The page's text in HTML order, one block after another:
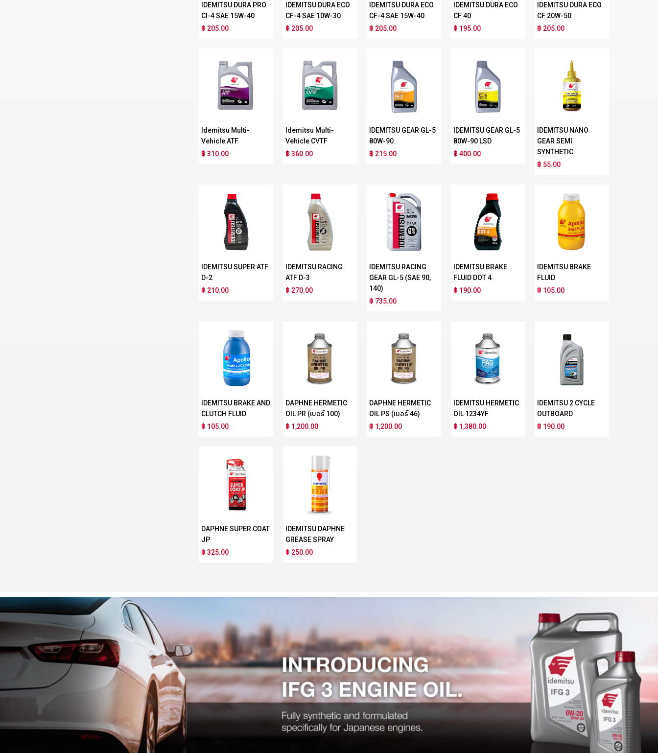
IDEMITSU DURA PRO
CI-4 SAE 15W-40
฿ 205.00
IDEMITSU DURA ECO
CF-4 SAE 10W-30
฿ 205.00
IDEMITSU DURA ECO
CF-4 SAE 15W-40
฿ 205.00
IDEMITSU DURA ECO
CF 40
฿ 195.00
IDEMITSU DURA ECO
CF 20W-50
฿ 205.00
Idemitsu Multi-
Vehicle ATF
฿ 310.00
Idemitsu Multi-
Vehicle CVTF
฿ 360.00
IDEMITSU GEAR GL-5
80W-90
฿ 215.00
IDEMITSU GEAR GL-5
80W-90 LSD
฿ 400.00
IDEMITSU NANO
GEAR SEMI
SYNTHETIC
฿ 55.00
IDEMITSU SUPER ATF
D-2
฿ 210.00
IDEMITSU RACING
ATF D-3
฿ 270.00
IDEMITSU RACING
GEAR GL-5 (SAE 90,
140)
฿ 735.00
IDEMITSU BRAKE
FLUID DOT 4
฿ 190.00
IDEMITSU BRAKE
FLUID
฿ 105.00
IDEMITSU BRAKE AND
CLUTCH FLUID
฿ 105.00
DAPHNE HERMETIC
OIL PR (เบอร์ 100)
฿ 1,200.00
DAPHNE HERMETIC
OIL PS (เบอร์ 46)
฿ 1,200.00
IDEMITSU HERMETIC
OIL 1234YF
฿ 1,380.00
IDEMITSU 2 CYCLE
OUTBOARD
฿ 190.00
DAPHNE SUPER COAT
JP
฿ 325.00
IDEMITSU DAPHNE
GREASE SPRAY
฿ 250.00